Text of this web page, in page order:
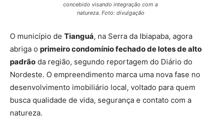
concebido visando integração com a
natureza. Foto: divulgação
O município de Tianguá, na Serra da Ibiapaba, agora
abriga o primeiro condomínio fechado de lotes de alto
padrão da região, segundo reportagem do Diário do
Nordeste. O empreendimento marca uma nova fase no
desenvolvimento imobiliário local, voltado para quem
busca qualidade de vida, segurança e contato com a
natureza.